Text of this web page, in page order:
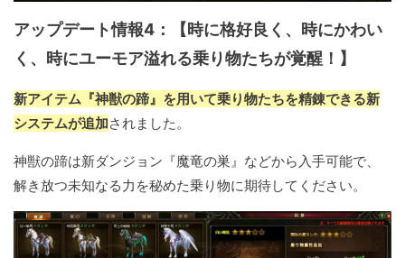
アップデート情報4：【時に格好良く、時にかわい
く、時にユーモア溢れる乗り物たちが覚醒！】
新アイテム『神獣の蹄』を用いて乗り物たちを精錬できる新
システムが追加されました。
神獣の蹄は新ダンジョン『魔竜の巣』などから入手可能で、
解き放つ未知なる力を秘めた乗り物に期待してください。